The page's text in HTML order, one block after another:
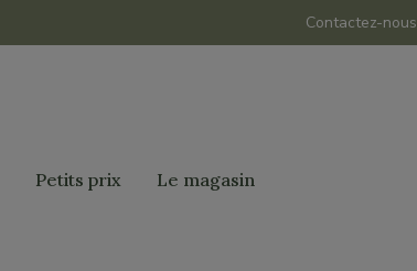
Contactez-nous
Petits prix Le magasin